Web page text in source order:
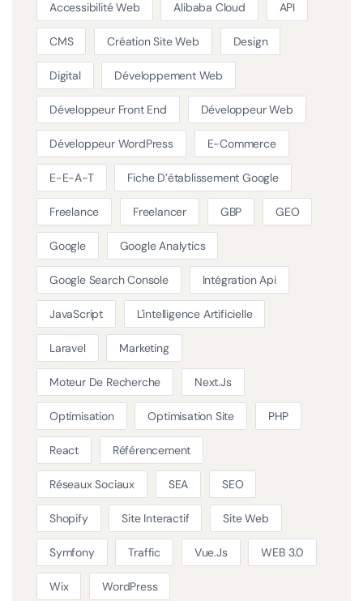
Accessibilité Web Alibaba Cloud API
CMS Création Site Web Design
Digital Développement Web
Développeur Front End Développeur Web
Développeur WordPress E-Commerce
E-E-A-T Fiche D’établissement Google
Freelance Freelancer GBP GEO
Google Google Analytics
Google Search Console Intégration Api
JavaScript L'intelligence Artificielle
Laravel Marketing
Moteur De Recherche Next.js
Optimisation Optimisation Site PHP
React Référencement
Réseaux Sociaux SEA SEO
Shopify Site Interactif Site Web
Symfony Traffic Vue.js WEB 3.0
Wix WordPress